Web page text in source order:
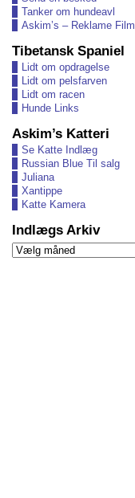
Tanker om hundeavl
Askim’s – Reklame Film
Tibetansk Spaniel
Lidt om opdragelse
Lidt om pelsfarven
Lidt om racen
Hunde Links
Askim’s Katteri
Se Katte Indlæg
Russian Blue Til salg
Juliana
Xantippe
Katte Kamera
Indlægs Arkiv
Indlægs
Arkiv